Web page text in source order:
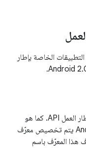
الخاصة بإطار
توفّر منصة Android 2.0 إصدارًا معدَّلاً من إطار العمل API. كما هو
الحال في الإصدارات السابقة، Android 2.0 API يتم تخصيص معرّف
هذا المعرّف باسم